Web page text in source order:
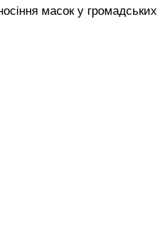
масок у